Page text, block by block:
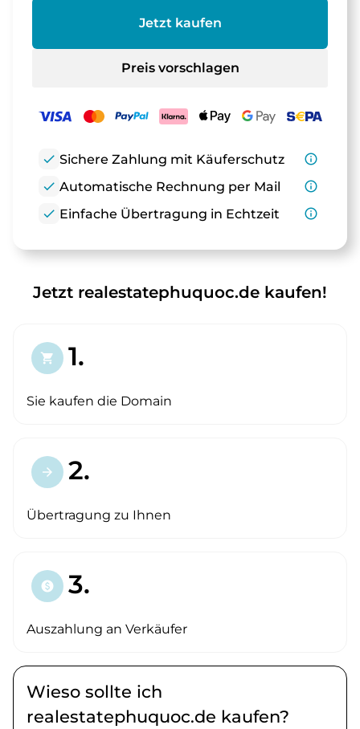
Jetzt kaufen
Preis vorschlagen
check Sichere Zahlung mit Käuferschutz
info_outline
check Automatische Rechnung per Mail
info_outline
check Einfache Übertragung in Echtzeit info_outline
Jetzt realestatephuquoc.de kaufen!
shopping_cart 1.
Sie kaufen die Domain
arrow_forward 2.
Übertragung zu Ihnen
paid 3.
Auszahlung an Verkäufer
Wieso sollte ich
realestatephuquoc.de kaufen?